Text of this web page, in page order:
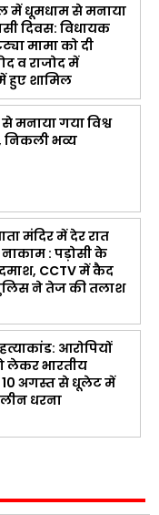
में धूमधाम से मनाया
दिवस: विधायक
मामा को दी
व राजोद में
हुए शामिल
मनाया गया विश्व
निकली भव्य
मंदिर में देर रात
: पड़ोसी के
CCTV में कैद
ने तेज की तलाश
आरोपियों
लेकर भारतीय
अगस्त से धूलेट में
धरना